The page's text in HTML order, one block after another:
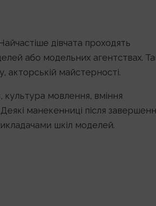
дівчата проходять
або модельних агентствах.
акторській майстерності.
культура мовлення, вміння
манекенниці після
шкіл моделей.